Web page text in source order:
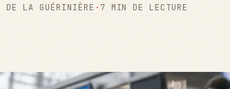
DE LA GUÉRINIÈRE · 7 MIN DE LECTURE